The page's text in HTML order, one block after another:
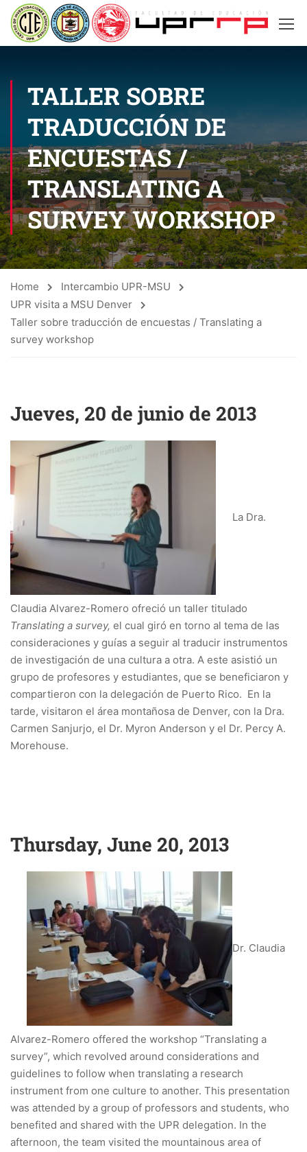
TALLER SOBRE
TRADUCCIÓN DE
ENCUESTAS /
TRANSLATING A
SURVEY WORKSHOP
Home
Intercambio UPR-MSU
UPR visita a MSU Denver
Taller sobre traducción de encuestas / Translating a
survey workshop
Jueves, 20 de junio de 2013
La Dra.
Claudia Alvarez-Romero ofreció un taller titulado
Translating a survey, el cual giró en torno al tema de las
consideraciones y guías a seguir al traducir instrumentos
de investigación de una cultura a otra. A este asistió un
grupo de profesores y estudiantes, que se beneficiaron y
compartieron con la delegación de Puerto Rico. En la
tarde, visitaron el área montañosa de Denver, con la Dra.
Carmen Sanjurjo, el Dr. Myron Anderson y el Dr. Percy A.
Morehouse.
Thursday, June 20, 2013
Dr. Claudia
Alvarez-Romero offered the workshop “Translating a
survey”, which revolved around considerations and
guidelines to follow when translating a research
instrument from one culture to another. This presentation
was attended by a group of professors and students, who
benefited and shared with the UPR delegation. In the
afternoon, the team visited the mountainous area of